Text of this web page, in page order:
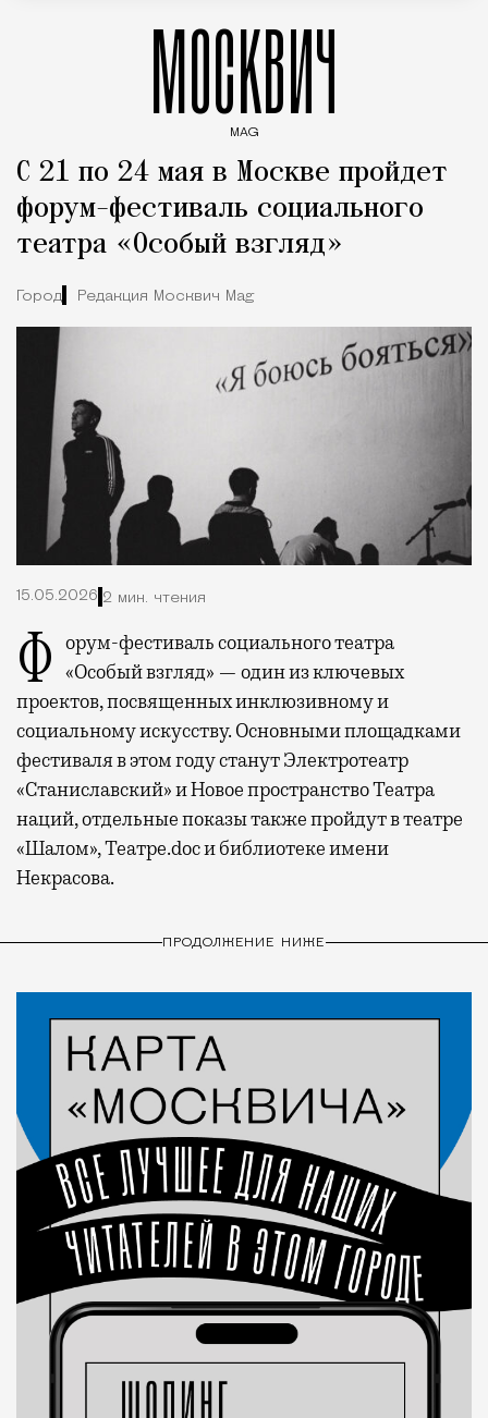
МОСКВИЧ
MAG
С 21 по 24 мая в Москве пройдет
форум-фестиваль социального
театра «Особый взгляд»
Город Редакция Москвич Mag
15.05.2026 2 мин. чтения
Форум-фестиваль социального театра «Особый взгляд» — один из ключевых
проектов, посвященных инклюзивному и
социальному искусству. Основными площадками
фестиваля в этом году станут Электротеатр
«Станиславский» и Новое пространство Театра
наций, отдельные показы также пройдут в театре
«Шалом», Театре.doc и библиотеке имени
Некрасова.
ПРОДОЛЖЕНИЕ НИЖЕ